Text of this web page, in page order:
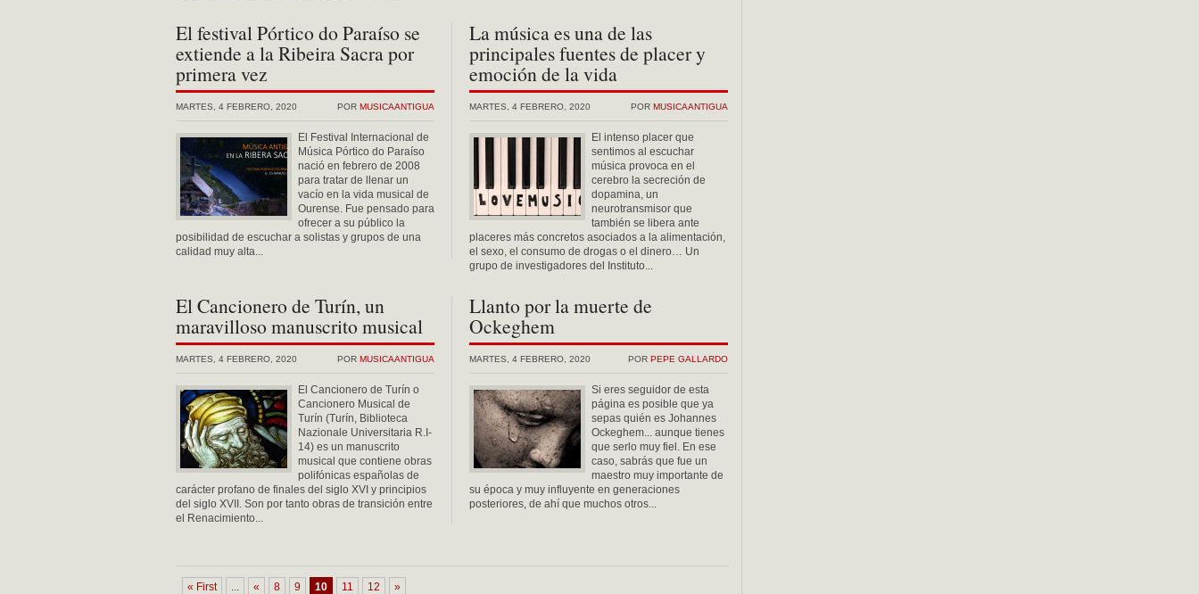
El festival Pórtico do Paraíso se
extiende a la Ribeira Sacra por
primera vez
POR MUSICAANTIGUA
MARTES, 4 FEBRERO, 2020
El Festival Internacional de
Música Pórtico do Paraíso
nació en febrero de 2008
para tratar de llenar un
vacío en la vida musical de
Ourense. Fue pensado para
ofrecer a su público la
posibilidad de escuchar a solistas y grupos de una
calidad muy alta...
La música es una de las
principales fuentes de placer y
emoción de la vida
POR MUSICAANTIGUA
MARTES, 4 FEBRERO, 2020
El intenso placer que
sentimos al escuchar
música provoca en el
cerebro la secreción de
dopamina, un
neurotransmisor que
también se libera ante
placeres más concretos asociados a la alimentación,
el sexo, el consumo de drogas o el dinero… Un
grupo de investigadores del Instituto...
El Cancionero de Turín, un
maravilloso manuscrito musical
POR MUSICAANTIGUA
MARTES, 4 FEBRERO, 2020
El Cancionero de Turín o
Cancionero Musical de
Turín (Turín, Biblioteca
Nazionale Universitaria R.I-
14) es un manuscrito
musical que contiene obras
polifónicas españolas de
carácter profano de finales del siglo XVI y principios
del siglo XVII. Son por tanto obras de transición entre
el Renacimiento...
Llanto por la muerte de
Ockeghem
POR PEPE GALLARDO
MARTES, 4 FEBRERO, 2020
Si eres seguidor de esta
página es posible que ya
sepas quién es Johannes
Ockeghem... aunque tienes
que serlo muy fiel. En ese
caso, sabrás que fue un
maestro muy importante de
su época y muy influyente en generaciones
posteriores, de ahí que muchos otros...
« First ... « 8 9 10 11 12 »